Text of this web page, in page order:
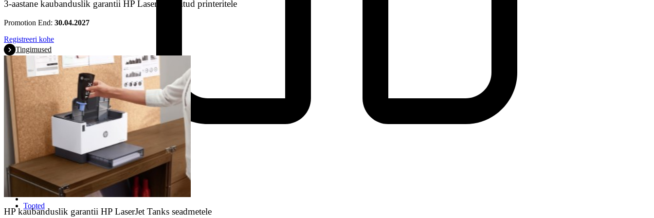
Tooted
3-aastane kaubanduslik garantii HP LaserJet valitud printeritele
Promotion End: 30.04.2027
Registreeri kohe
Tingimused
HP kaubanduslik garantii HP LaserJet Tanks seadmetele